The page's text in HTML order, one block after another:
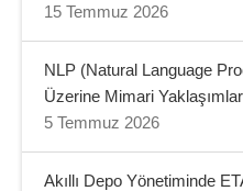
15 Temmuz 2026
NLP (Natural Language
Üzerine Mimari
5 Temmuz 2026
Akıllı Depo Yönetiminde